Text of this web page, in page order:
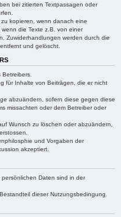
bei zitierten Textpassagen oder
kopieren, wenn danach eine
die Texte z.B. von einer
Zuwiderhandlungen werden durch die
und gelöscht.
für Inhalte von Beiträgen, die er nicht
abzuändern, sofern diese gegen diese
missachten oder dem Betreiber oder
Wunsch zu löschen oder abzuändern,
und Vorgaben der
akzeptiert.
Daten sind in der
dieser Nutzungsbedingung.